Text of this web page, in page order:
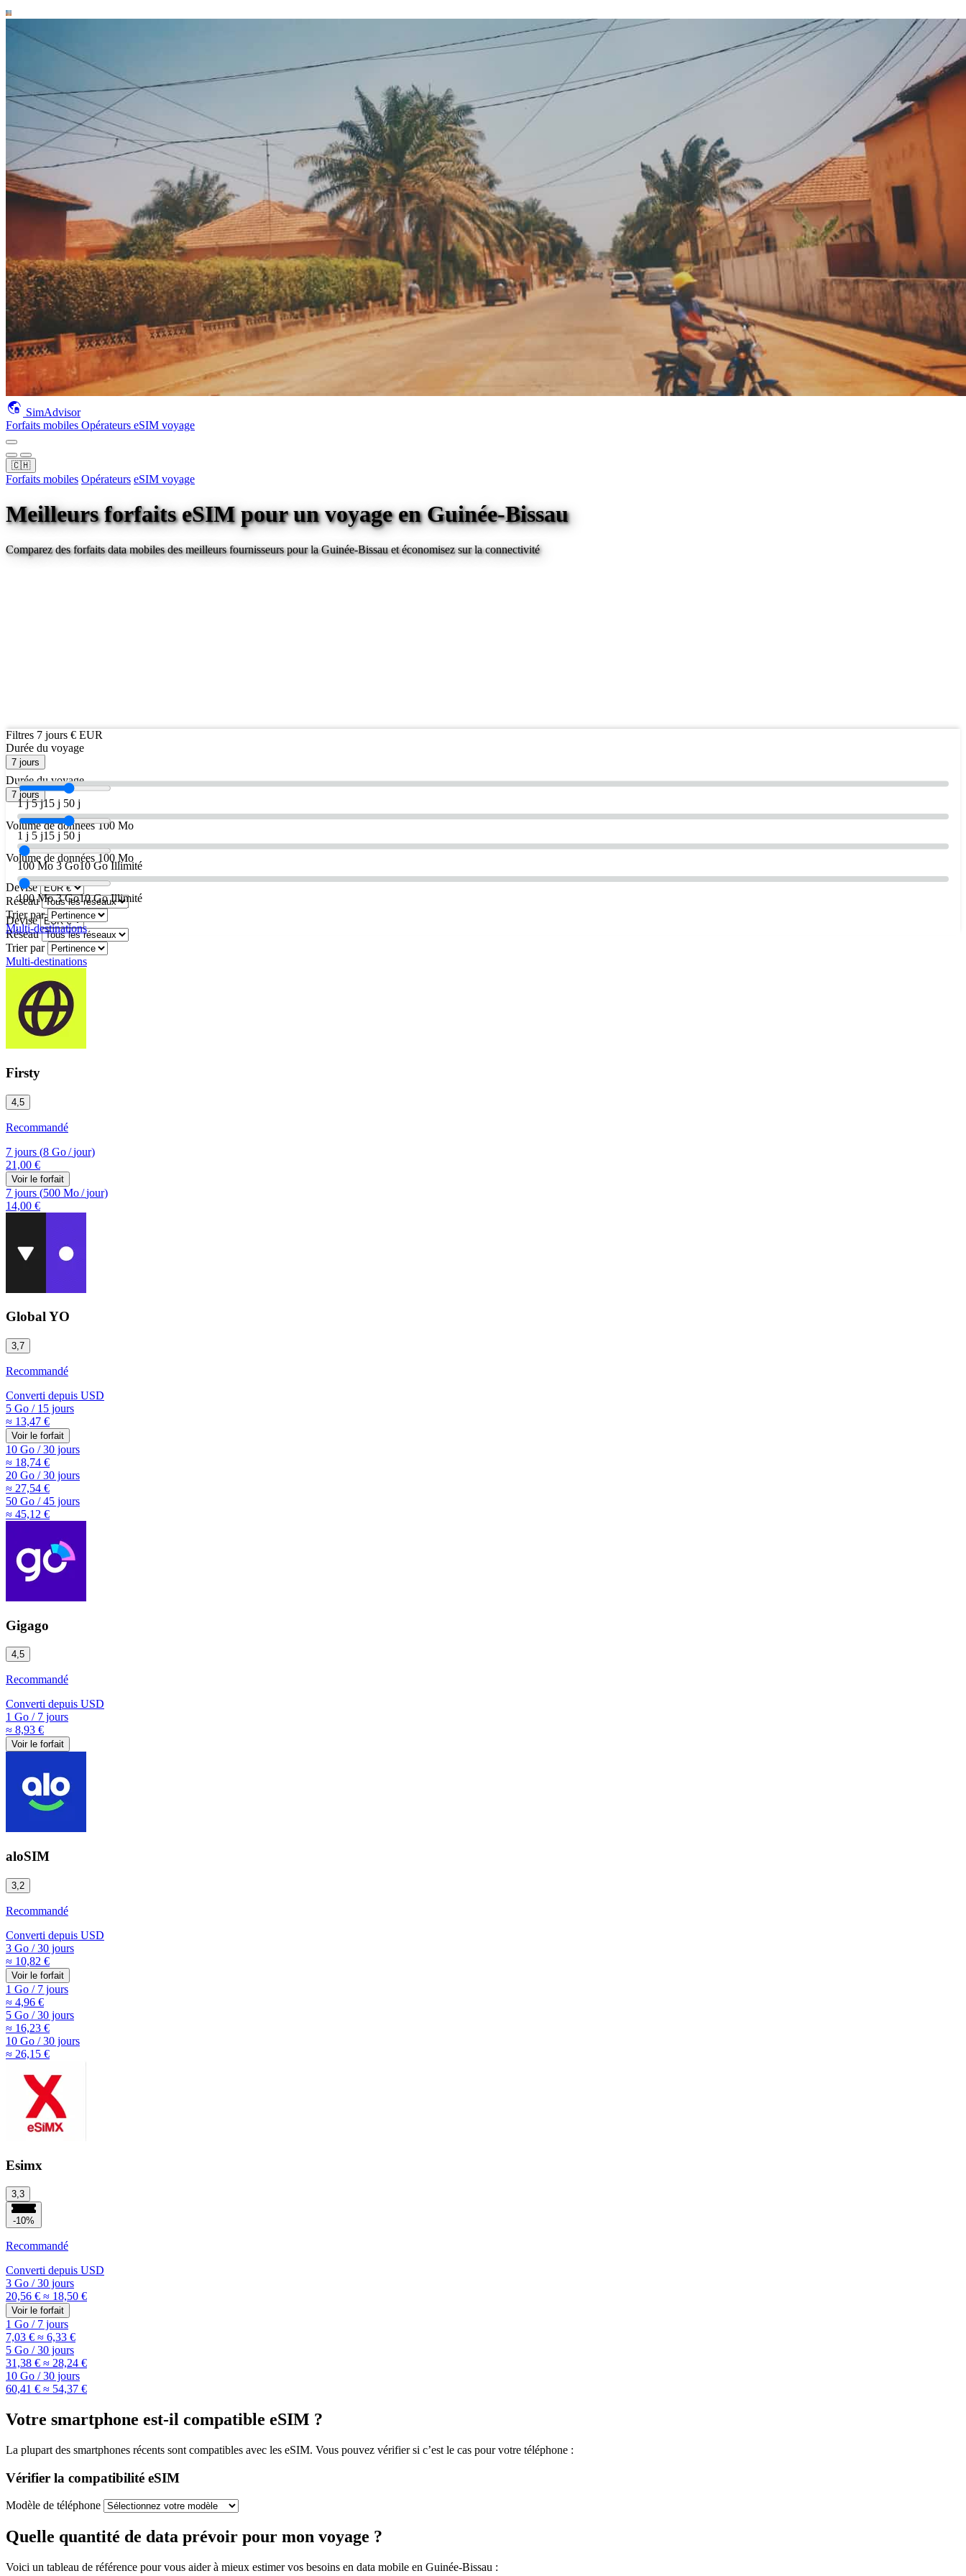
SimAdvisor
Forfaits mobiles Opérateurs eSIM voyage
🇨🇭
Forfaits mobiles Opérateurs eSIM voyage
Meilleurs forfaits eSIM pour un voyageen Guinée-Bissau
Comparez des forfaits data mobiles des meilleurs fournisseurs pourla Guinée-Bissauet économisez sur la connectivité
Filtres 7 jours € EUR
Durée du voyage
7 jours
1 j 5 j15 j 50 j
Volume de données 100 Mo
100 Mo 3 Go10 Go Illimité
Devise
Réseau
Trier par
Multi-destinations
Durée du voyage
7 jours
1 j 5 j15 j 50 j
Volume de données 100 Mo
100 Mo 3 Go10 Go Illimité
Devise
Réseau
Trier par
Multi-destinations
Firsty
4,5
Recommandé
7 jours (8 Go/jour)
21,00 €
Voir le forfait
7 jours (500 Mo/jour)
14,00 €
Global YO
3,7
Recommandé
Converti depuis USD
5 Go /15 jours
≈ 13,47 €
Voir le forfait
10 Go /30 jours
≈ 18,74 €
20 Go /30 jours
≈ 27,54 €
50 Go /45 jours
≈ 45,12 €
Gigago
4,5
Recommandé
Converti depuis USD
1 Go /7 jours
≈ 8,93 €
Voir le forfait
aloSIM
3,2
Recommandé
Converti depuis USD
3 Go /30 jours
≈ 10,82 €
Voir le forfait
1 Go /7 jours
≈ 4,96 €
5 Go /30 jours
≈ 16,23 €
10 Go /30 jours
≈ 26,15 €
Esimx
3,3
-10%
Recommandé
Converti depuis USD
3 Go /30 jours
20,56 € ≈ 18,50 €
Voir le forfait
1 Go /7 jours
7,03 € ≈ 6,33 €
5 Go /30 jours
31,38 € ≈ 28,24 €
10 Go /30 jours
60,41 € ≈ 54,37 €
Votre smartphone est-il compatible eSIM ?
La plupart des smartphones récents sont compatibles avec les eSIM. Vous pouvez vérifier si c’est le cas pour votre téléphone :
Vérifier la compatibilité eSIM
Modèle de téléphone
Quelle quantité de data prévoir pour mon voyage ?
Voici un tableau de référence pour vous aider à mieux estimer vos besoins en data mobile en Guinée-Bissau :